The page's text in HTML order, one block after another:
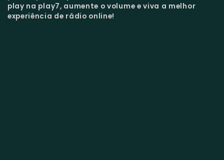
play na play7, aumente o volume e viva a melhor
experiência de rádio online!